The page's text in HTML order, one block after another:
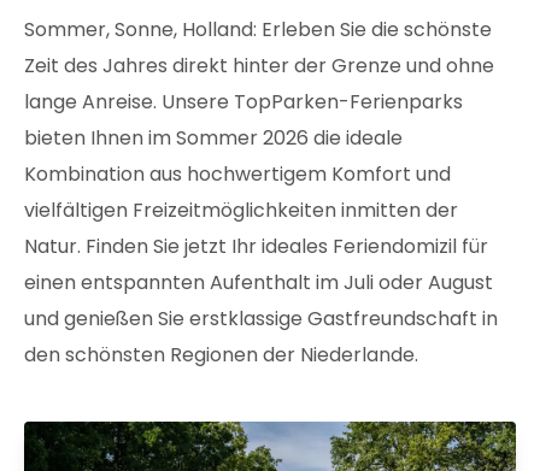
Sommer, Sonne, Holland: Erleben Sie die schönste
Zeit des Jahres direkt hinter der Grenze und ohne
lange Anreise. Unsere TopParken-Ferienparks
bieten Ihnen im Sommer 2026 die ideale
Kombination aus hochwertigem Komfort und
vielfältigen Freizeitmöglichkeiten inmitten der
Natur. Finden Sie jetzt Ihr ideales Feriendomizil für
einen entspannten Aufenthalt im Juli oder August
und genießen Sie erstklassige Gastfreundschaft in
den schönsten Regionen der Niederlande.